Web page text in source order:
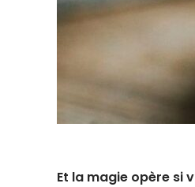
Et la magie opère si